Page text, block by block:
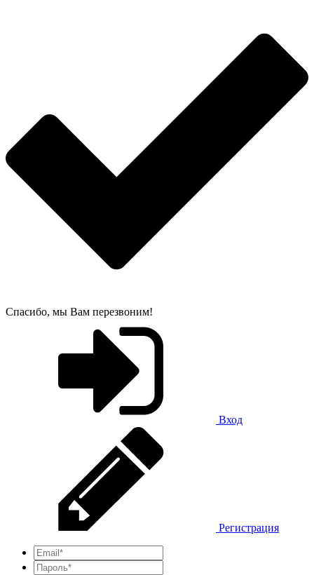
Спасибо, мы Вам перезвоним!
Вход
Регистрация